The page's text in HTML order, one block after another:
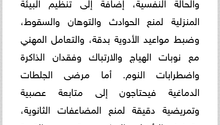
المنزلية لمنع الحوادث والتوهان والسقوط،
وضبط مواعيد الأدوية بدقة، والتعامل المهني
مع نوبات الهياج والارتباك وفقدان الذاكرة
واضطرابات النوم. أما مرضى الجلطات
الدماغية فيحتاجون إلى متابعة عصبية
وتمريضية دقيقة لمنع المضاعفات الثانوية،